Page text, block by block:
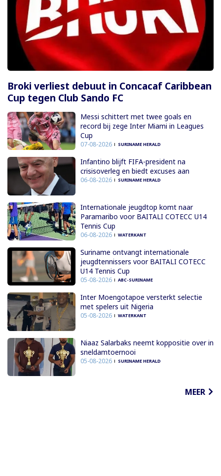
Broki verliest debuut in Concacaf Caribbean
Cup tegen Club Sando FC
Messi schittert met twee goals en
record bij zege Inter Miami in Leagues
Cup
07-08-2026 SURINAME HERALD
Infantino blijft FIFA-president na
crisisoverleg en biedt excuses aan
06-08-2026 SURINAME HERALD
Internationale jeugdtop komt naar
Paramaribo voor BAITALI COTECC U14
Tennis Cup
06-08-2026 WATERKANT
Suriname ontvangt internationale
jeugdtennissers voor BAITALI COTECC
U14 Tennis Cup
05-08-2026 ABC-SURINAME
Inter Moengotapoe versterkt selectie
met spelers uit Nigeria
05-08-2026 WATERKANT
Niaaz Salarbaks neemt koppositie over in
sneldamtoernooi
05-08-2026 SURINAME HERALD
MEER